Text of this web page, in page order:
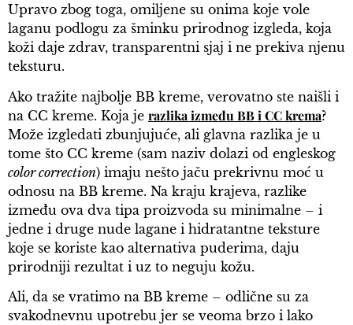
Upravo zbog toga, omiljene su onima koje vole
laganu podlogu za šminku prirodnog izgleda, koja
koži daje zdrav, transparentni sjaj i ne prekiva njenu
teksturu.
Ako tražite najbolje BB kreme, verovatno ste naišli i
na CC kreme. Koja je razlika između BB i CC krema?
Može izgledati zbunjujuće, ali glavna razlika je u
tome što CC kreme (sam naziv dolazi od engleskog
color correction) imaju nešto jaču prekrivnu moć u
odnosu na BB kreme. Na kraju krajeva, razlike
između ova dva tipa proizvoda su minimalne – i
jedne i druge nude lagane i hidratantne teksture
koje se koriste kao alternativa puderima, daju
prirodniji rezultat i uz to neguju kožu.
Ali, da se vratimo na BB kreme – odlične su za
svakodnevnu upotrebu jer se veoma brzo i lako